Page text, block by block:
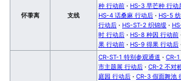
怀黍离 支线
种 行动前 · HS-3 早芒种 行动
HS-4 话桑麻 行动后 · HS-5
行动后 · HS-ST-2 织锦缎 ·
时 行动后 · HS-8 种因 行动前
果 行动前 · HS-9 得果 行动后
CR-ST-1 特别参观通道 · CR-
市主题展 行动后 · CR-2 不对
庭园 行动后 · CR-3 假面舞池